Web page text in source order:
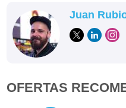
Juan
OFERTAS